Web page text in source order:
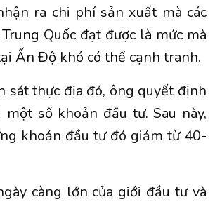
ra chi phí sản xuất mà các
Quốc đạt được là mức mà
Ấn Độ khó có thể cạnh tranh.
sát thực địa đó, ông quyết định
số khoản đầu tư. Sau này,
khoản đầu tư đó giảm từ 40-
càng lớn của giới đầu tư và